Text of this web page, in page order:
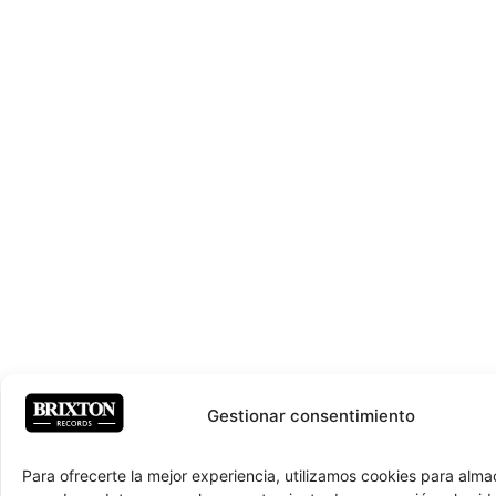
Gestionar consentimiento
Para ofrecerte la mejor experiencia, utilizamos cookies para